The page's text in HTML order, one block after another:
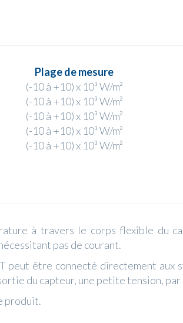
Plage de mesure
(-10 à +10) x 10³ W/m²
(-10 à +10) x 10³ W/m²
(-10 à +10) x 10³ W/m²
(-10 à +10) x 10³ W/m²
(-10 à +10) x 10³ W/m²
à travers le corps flexible du
pas de courant.
être connecté directement aux
du capteur, une petite tension,
produit.